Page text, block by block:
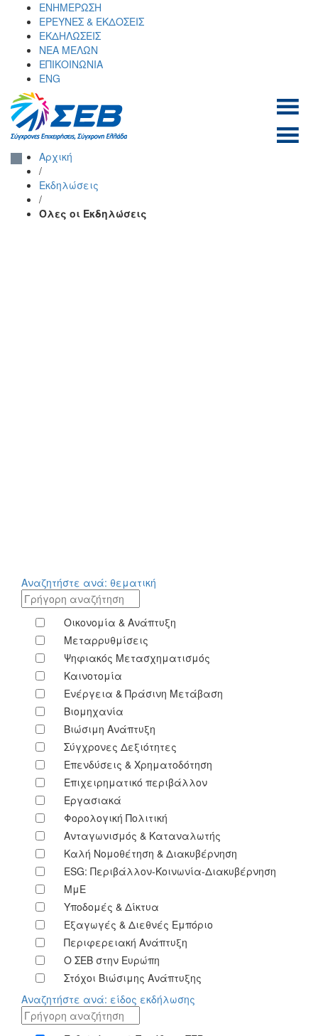
content
ΕΝΗΜΕΡΩΣΗ
ΕΡΕΥΝΕΣ & ΕΚΔΟΣΕΙΣ
ΕΚΔΗΛΩΣΕΙΣ
ΝΕΑ ΜΕΛΩΝ
ΕΠΙΚΟΙΝΩΝΙΑ
ENG
επιχειρήσεων και
βιομηχανιών
Αρχική
/
Εκδηλώσεις
/
Όλες οι Εκδηλώσεις
Αναζητήστε ανά: θεματική
Οικονομία & Ανάπτυξη
Μεταρρυθμίσεις
Ψηφιακός Μετασχηματισμός
Καινοτομία
Ενέργεια & Πράσινη Μετάβαση
Βιομηχανία
Βιώσιμη Ανάπτυξη
Σύγχρονες Δεξιότητες
Επενδύσεις & Χρηματοδότηση
Επιχειρηματικό περιβάλλον
Εργασιακά
Φορολογική Πολιτική
Ανταγωνισμός & Καταναλωτής
Καλή Νομοθέτηση & Διακυβέρνηση
ESG: Περιβάλλον-Κοινωνία-Διακυβέρνηση
ΜμΕ
Υποδομές & Δίκτυα
Εξαγωγές & Διεθνές Εμπόριο
Περιφερειακή Ανάπτυξη
Ο ΣΕΒ στην Ευρώπη
Στόχοι Βιώσιμης Ανάπτυξης
Αναζητήστε ανά: είδος εκδήλωσης